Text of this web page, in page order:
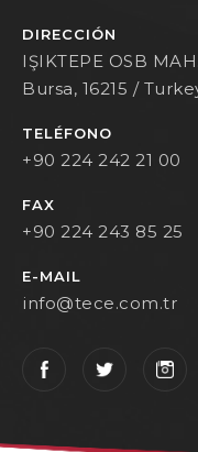
DIRECCIÓN
IŞIKTEPE OSB
Bursa, 16215 /
TELÉFONO
+90 224 242 21 00
FAX
+90 224 243 85 25
E-MAIL
info@tece.com.tr